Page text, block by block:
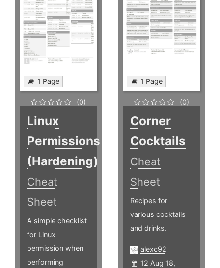
1 Page
(0)
Linux
Permissions
(Hardening)
Cheat
Sheet
A simple checklist
for Linux
permission when
performing
1 Page
(0)
Corner
Cocktails
Cheat
Sheet
Recipes for
various cocktails
and drinks.
alexc92
12 Aug 18,